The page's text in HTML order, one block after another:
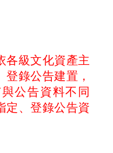
各級文化資產主
錄公告建置，
公告資料不同
定、登錄公告資